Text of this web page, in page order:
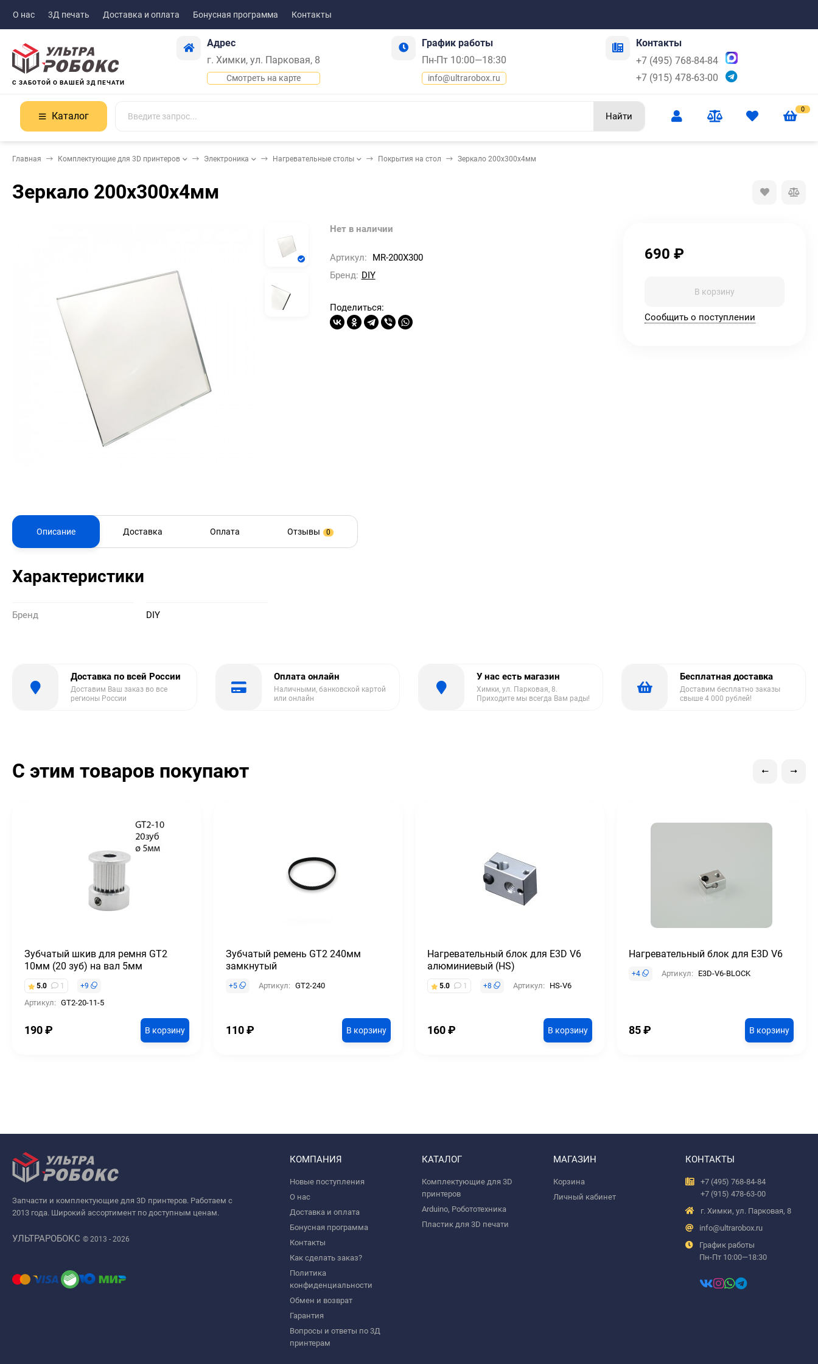
О нас 3Д печать Доставка и оплата Бонусная программа Контакты
С ЗАБОТОЙ О ВАШЕЙ 3Д ПЕЧАТИ
Адрес
г. Химки, ул. Парковая, 8
Смотреть на карте
График работы
Пн-Пт 10:00—18:30
info@ultrarobox.ru
Контакты
+7 (495) 768-84-84
+7 (915) 478-63-00
Каталог Найти
0
Главная Комплектующие для 3D принтеров Электроника Нагревательные столы Покрытия на стол Зеркало 200х300х4мм
Зеркало 200х300х4мм
Нет в наличии
Артикул:
MR-200X300
Бренд: DIY
Поделиться:
690 ₽
В корзину
Сообщить о поступлении
Описание Доставка Оплата Отзывы 0
Характеристики
Бренд DIY
Доставка по всей России
Доставим Ваш заказ во все
регионы России
Оплата онлайн
Наличными, банковской картой
или онлайн
У нас есть магазин
Химки, ул. Парковая, 8.
Приходите мы всегда Вам рады!
Бесплатная доставка
Доставим бесплатно заказы
свыше 4 000 рублей!
С этим товаров покупают
Зубчатый шкив для ремня GT2
10мм (20 зуб) на вал 5мм
5.0 1 +9
Артикул: GT2-20-11-5
190₽ В корзину
Зубчатый ремень GT2 240мм
замкнутый
+5 Артикул: GT2-240
110₽ В корзину
Нагревательный блок для E3D V6
алюминиевый (HS)
5.0 1 +8 Артикул: HS-V6
160₽ В корзину
Нагревательный блок для E3D V6
+4 Артикул: E3D-V6-BLOCK
85₽ В корзину
Запчасти и комплектующие для 3D принтеров. Работаем с
2013 года. Широкий ассортимент по доступным ценам.
УЛЬТРАРОБОКС © 2013 - 2026
КОМПАНИЯ
Новые поступления
О нас
Доставка и оплата
Бонусная программа
Контакты
Как сделать заказ?
Политика
конфиденциальности
Обмен и возврат
Гарантия
Вопросы и ответы по 3Д
принтерам
КАТАЛОГ
Комплектующие для 3D
принтеров
Arduino, Робототехника
Пластик для 3D печати
МАГАЗИН
Корзина
Личный кабинет
КОНТАКТЫ
+7 (495) 768-84-84
+7 (915) 478-63-00
г. Химки, ул. Парковая, 8
info@ultrarobox.ru
График работы
Пн-Пт 10:00—18:30